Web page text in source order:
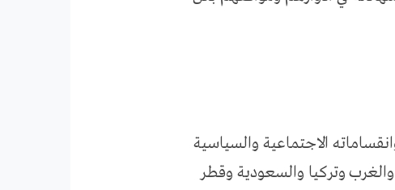
الاجتماعية والسياسية
والغرب وتركيا والسعودية وقطر